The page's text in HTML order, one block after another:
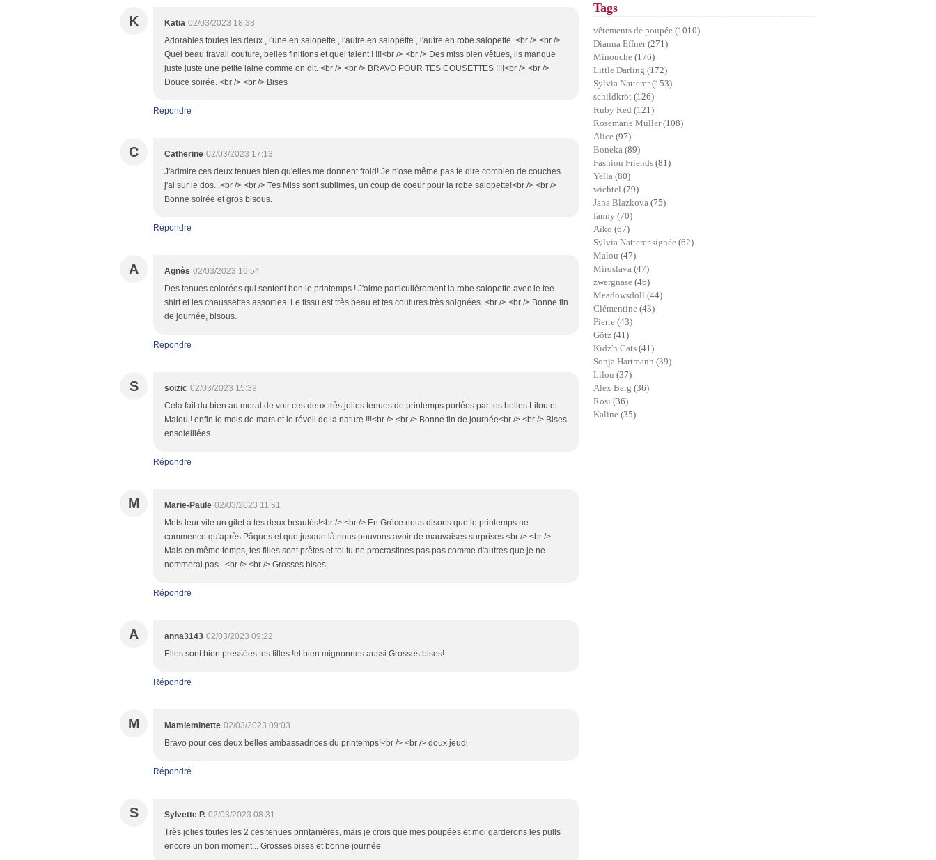
K Katia 02/03/2023 18:38
Adorables toutes les deux , l'une en salopette , l'autre en salopette , l'autre en robe salopette. <br /> <br />
Quel beau travail couture, belles finitions et quel talent ! !!!<br /> <br /> Des miss bien vêtues, ils manque
juste juste une petite laine comme on dit. <br /> <br /> BRAVO POUR TES COUSETTES !!!!<br /> <br />
Douce soirée. <br /> <br /> Bises
Répondre
C Catherine 02/03/2023 17:13
J'admire ces deux tenues bien qu'elles me donnent froid! Je n'ose même pas te dire combien de couches
j'ai sur le dos...<br /> <br /> Tes Miss sont sublimes, un coup de coeur pour la robe salopette!<br /> <br />
Bonne soirée et gros bisous.
Répondre
A Agnès 02/03/2023 16:54
Des tenues colorées qui sentent bon le printemps ! J'aime particulièrement la robe salopette avec le tee-
shirt et les chaussettes assorties. Le tissu est très beau et tes coutures très soignées. <br /> <br /> Bonne fin
de journée, bisous.
Répondre
S soizic 02/03/2023 15:39
Cela fait du bien au moral de voir ces deux très jolies tenues de printemps portées par tes belles Lilou et
Malou ! enfin le mois de mars et le réveil de la nature !!!<br /> <br /> Bonne fin de journée<br /> <br /> Bises
ensoleillées
Répondre
M Marie-Paule 02/03/2023 11:51
Mets leur vite un gilet à tes deux beautés!<br /> <br /> En Grèce nous disons que le printemps ne
commence qu'après Pâques et que jusque là nous pouvons avoir de mauvaises surprises.<br /> <br />
Mais en même temps, tes filles sont prêtes et toi tu ne procrastines pas pas comme d'autres que je ne
nommerai pas...<br /> <br /> Grosses bises
Répondre
A anna3143 02/03/2023 09:22
Elles sont bien pressées tes filles !et bien mignonnes aussi Grosses bises!
Répondre
M Mamieminette 02/03/2023 09:03
Bravo pour ces deux belles ambassadrices du printemps!<br /> <br /> doux jeudi
Répondre
S Sylvette P. 02/03/2023 08:31
Très jolies toutes les 2 ces tenues printanières, mais je crois que mes poupées et moi garderons les pulls
encore un bon moment... Grosses bises et bonne journée
Tags
vêtements de poupée (1010)
Dianna Effner(271)
Minouche (176)
Little Darling (172)
Sylvia Natterer(153)
schildkröt (126)
Ruby Red (121)
Rosemarie Müller(108)
Alice (97)
Boneka (89)
Fashion Friends (81)
Yella (80)
wichtel (79)
Jana Blazkova (75)
fanny (70)
Aïko (67)
Sylvia Natterer signée (62)
Malou (47)
Miroslava (47)
zwergnase (46)
Meadowsdoll (44)
Clémentine (43)
Pierre (43)
Götz (41)
Kidz'n Cats (41)
Sonja Hartmann (39)
Lilou (37)
Alex Berg (36)
Rosi (36)
Kaline (35)